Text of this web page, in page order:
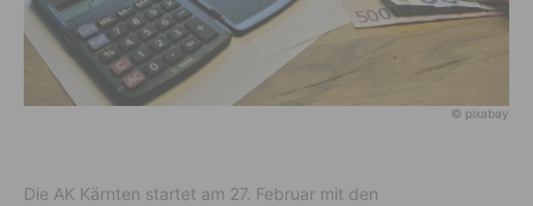
© pixabay
Die AK Kärnten startet am 27. Februar mit den